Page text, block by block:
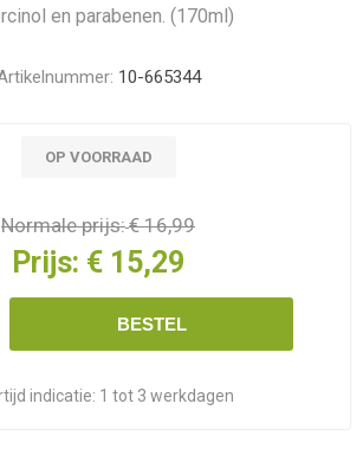
en parabenen. (170ml)
10-665344
OP VOORRAAD
Normale prijs:€ 16,99
Prijs: € 15,29
BESTEL
indicatie: 1 tot 3 werkdagen